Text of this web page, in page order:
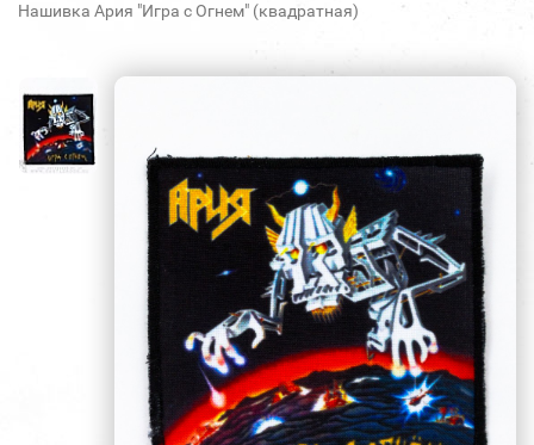
Нашивка Ария "Игра с Огнем" (квадратная)